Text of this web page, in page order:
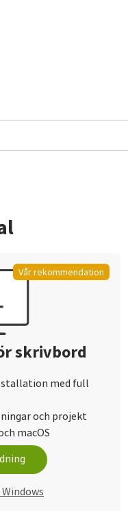
Vår rekommendation
skrivbord
med full
och projekt
macOS